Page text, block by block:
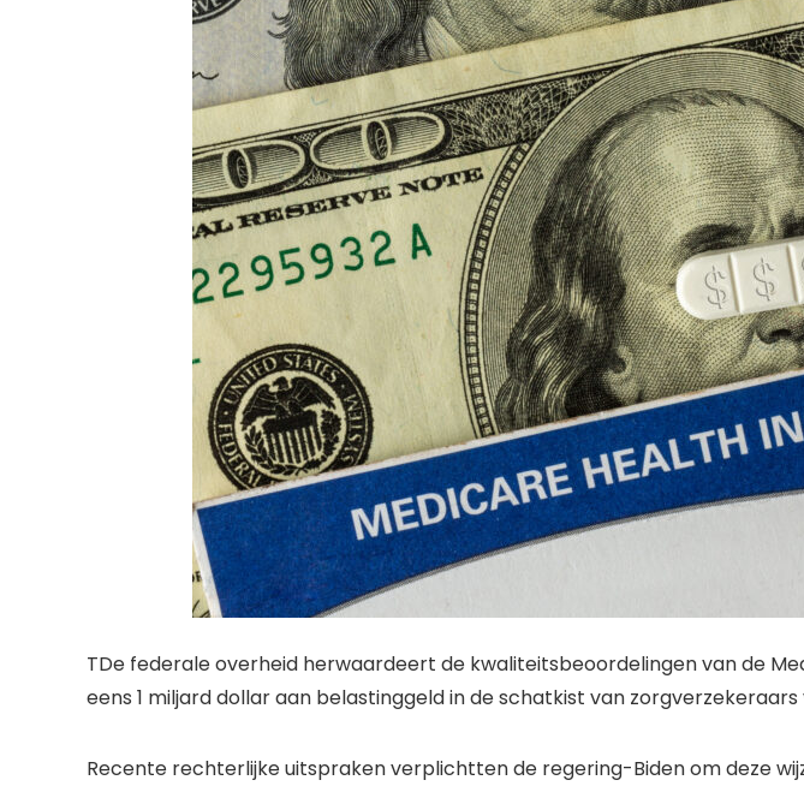
TDe federale overheid herwaardeert de kwaliteitsbeoordelingen van de
eens 1 miljard dollar aan belastinggeld in de schatkist van zorgverzekeraars
Recente rechterlijke uitspraken verplichtten de regering-Biden om deze